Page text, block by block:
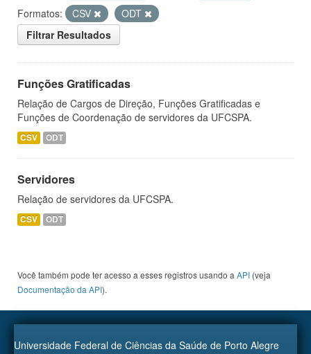
Formatos:
CSV
ODT
Filtrar Resultados
Funções Gratificadas
Relação de Cargos de Direção, Funções Gratificadas e
Funções de Coordenação de servidores da UFCSPA.
CSV ODT
Servidores
Relação de servidores da UFCSPA.
CSV ODT
Você também pode ter acesso a esses registros usando a API (veja
Documentação da API).
Universidade Federal de Ciências da Saúde de Porto Alegre